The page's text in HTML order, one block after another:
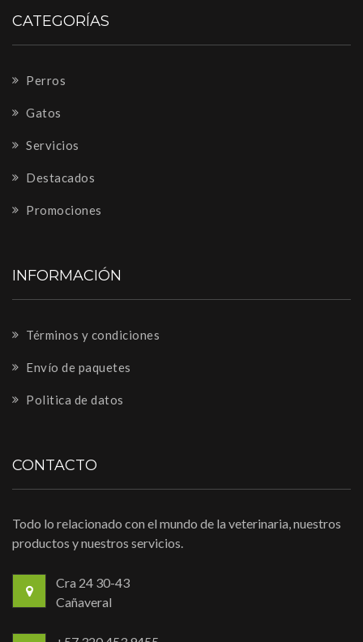
CATEGORÍAS
Perros
Gatos
Servicios
Destacados
Promociones
INFORMACIÓN
Términos y condiciones
Envío de paquetes
Politica de datos
CONTACTO
Todo lo relacionado con el mundo de la veterinaria, nuestros
productos y nuestros servicios.
Cra 24 30-43
Cañaveral